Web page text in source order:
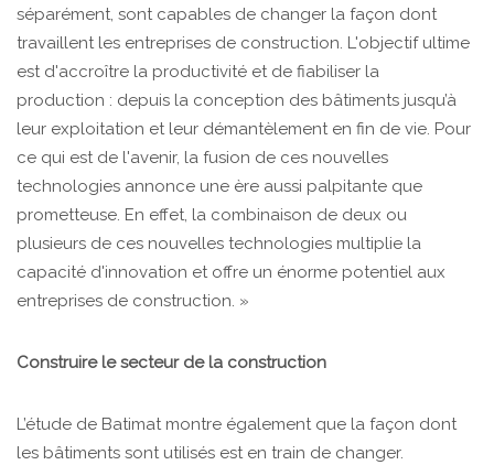
séparément, sont capables de changer la façon dont
travaillent les entreprises de construction. L'objectif ultime
est d'accroître la productivité et de fiabiliser la
production : depuis la conception des bâtiments jusqu’à
leur exploitation et leur démantèlement en fin de vie. Pour
ce qui est de l'avenir, la fusion de ces nouvelles
technologies annonce une ère aussi palpitante que
prometteuse. En effet, la combinaison de deux ou
plusieurs de ces nouvelles technologies multiplie la
capacité d'innovation et offre un énorme potentiel aux
entreprises de construction. »
Construire le secteur de la construction
L’étude de Batimat montre également que la façon dont
les bâtiments sont utilisés est en train de changer.